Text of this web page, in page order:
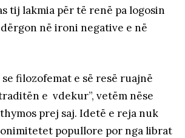
tij lakmia për të renë pa logosin
në ironi negative e në
filozofemat e së resë ruajnë
e vdekur”, vetëm nëse
prej saj. Idetë e reja nuk
popullore por nga librat